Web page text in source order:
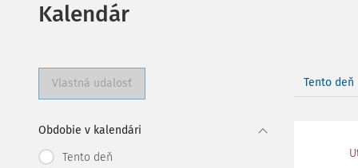
Kalendár
Vlastná udalosť
Obdobie v kalendári
Tento deň
Tento deň